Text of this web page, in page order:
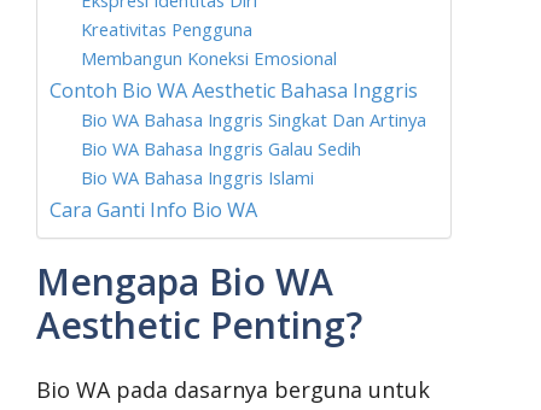
Kreativitas Pengguna
Membangun Koneksi Emosional
Contoh Bio WA Aesthetic Bahasa Inggris
Bio WA Bahasa Inggris Singkat Dan Artinya
Bio WA Bahasa Inggris Galau Sedih
Bio WA Bahasa Inggris Islami
Cara Ganti Info Bio WA
Mengapa Bio WA
Aesthetic Penting?
Bio WA pada dasarnya berguna untuk